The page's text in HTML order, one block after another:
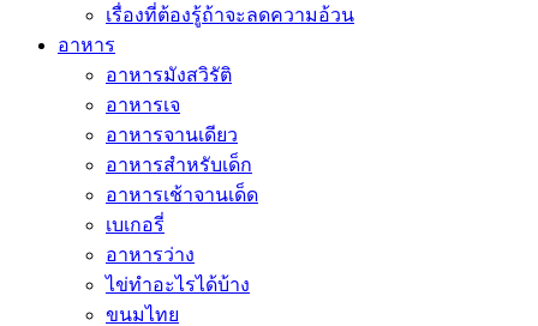
เรื่องที่ต้องรู้ถ้าจะลดความอ้วน
อาหาร
อาหารมังสวิรัติ
อาหารเจ
อาหารจานเดียว
อาหารสำหรับเด็ก
อาหารเช้าจานเด็ด
เบเกอรี่
อาหารว่าง
ไข่ทำอะไรได้บ้าง
ขนมไทย